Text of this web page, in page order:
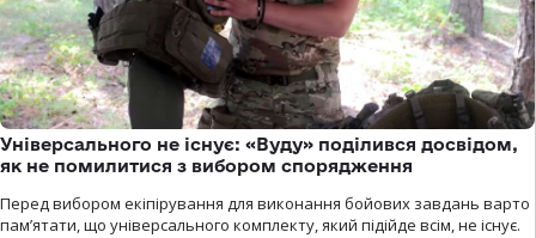
Універсального не існує: «Вуду» поділився досвідом,
як не помилитися з вибором спорядження
Перед вибором екіпірування для виконання бойових завдань варто
пам’ятати, що універсального комплекту, який підійде всім, не існує.